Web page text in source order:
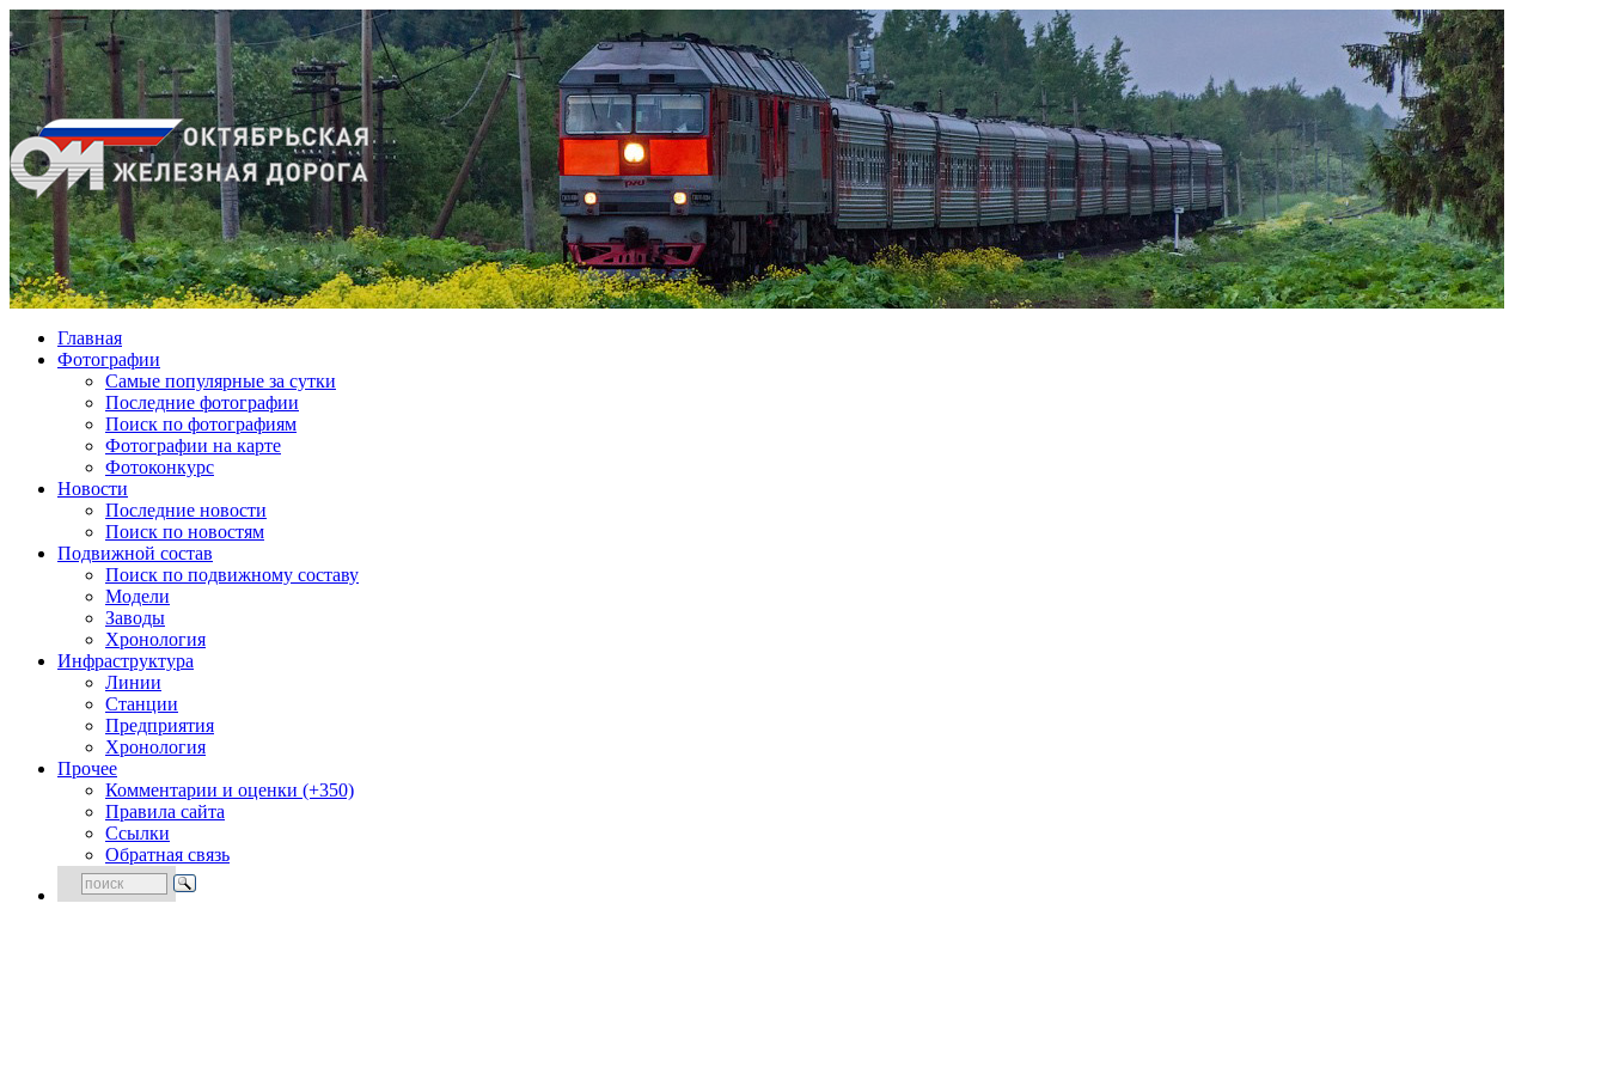
Главная
Фотографии
Cамые популярные за сутки
Последние фотографии
Поиск по фотографиям
Фотографии на карте
Фотоконкурс
Новости
Последние новости
Поиск по новостям
Подвижной состав
Поиск по подвижному составу
Модели
Заводы
Хронология
Инфраструктура
Линии
Станции
Предприятия
Хронология
Прочее
Комментарии и оценки (+350)
Правила сайта
Ссылки
Обратная связь